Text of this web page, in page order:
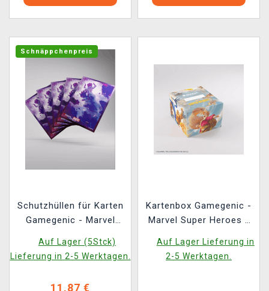
Schnäppchenpreis
Schutzhüllen für Karten
Gamegenic - Marvel
Premium Double
Sleeving Galactus
Auf Lager (5Stck)
Lieferung in 2-5 Werktagen.
11,87 €
Kartenbox Gamegenic -
Marvel Super Heroes -
Sideloading The
Fantastic Four/Go Nuts!
Auf Lager Lieferung in
2-5 Werktagen.